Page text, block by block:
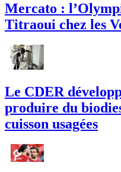
Mercato :
Titraoui chez les
Le CDER
produire du
cuisson usagées